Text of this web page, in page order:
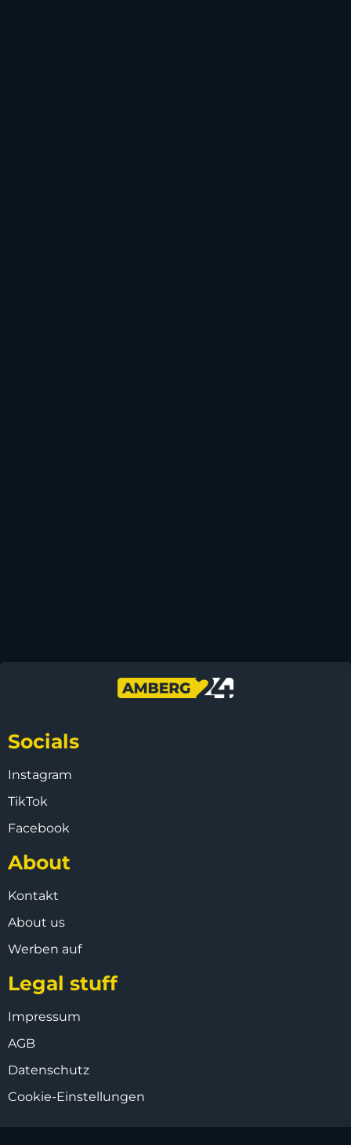
Socials
Instagram
TikTok
Facebook
About
Kontakt
About us
Werben auf
Legal stuff
Impressum
AGB
Datenschutz
Cookie-Einstellungen